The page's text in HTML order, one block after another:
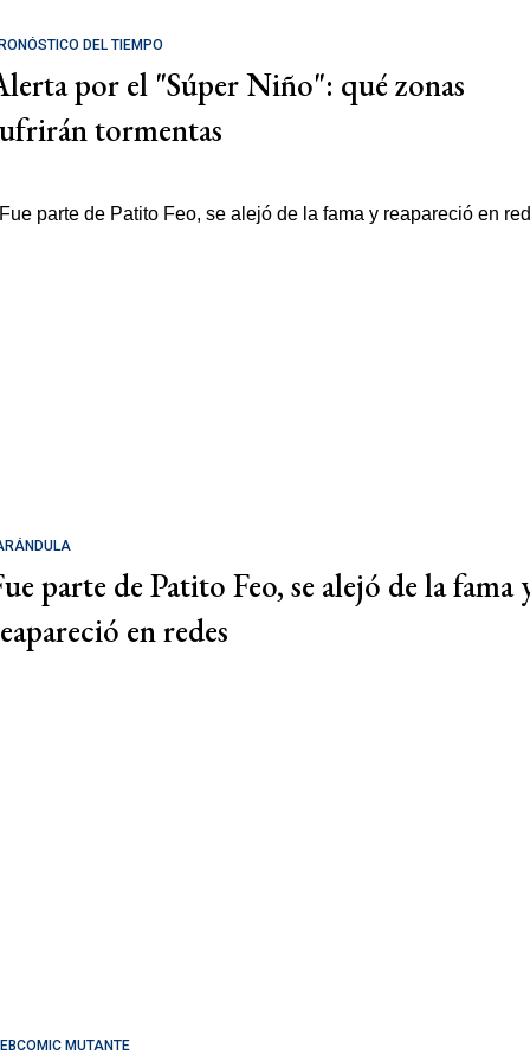
DEL TIEMPO
por el "Súper Niño": qué zonas
tormentas
parte de Patito Feo, se alejó de la fama
en redes
MUTANTE